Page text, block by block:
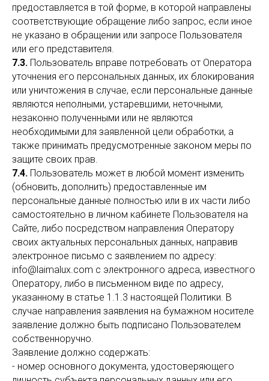
предоставляется в той форме, в которой направлены
соответствующие обращение либо запрос, если иное
не указано в обращении или запросе Пользователя
или его представителя.
7.3. Пользователь вправе потребовать от Оператора
уточнения его персональных данных, их блокирования
или уничтожения в случае, если персональные данные
являются неполными, устаревшими, неточными,
незаконно полученными или не являются
необходимыми для заявленной цели обработки, а
также принимать предусмотренные законом меры по
защите своих прав.
7.4. Пользователь может в любой момент изменить
(обновить, дополнить) предоставленные им
персональные данные полностью или в их части либо
самостоятельно в личном кабинете Пользователя на
Сайте, либо посредством направления Оператору
своих актуальных персональных данных, направив
электронное письмо с заявлением по адресу:
info@laimalux.com с электронного адреса, известного
Оператору, либо в письменном виде по адресу,
указанному в статье 1.1.3 настоящей Политики. В
случае направления заявления на бумажном носителе
заявление должно быть подписано Пользователем
собственноручно.
Заявление должно содержать:
- номер основного документа, удостоверяющего